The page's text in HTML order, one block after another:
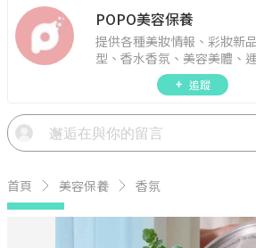
POPO美容保養
提供各種美妝情報、彩妝新
型、香水香氛、美容美體、
週年慶資訊。
追蹤
首頁 美容保養 香氛